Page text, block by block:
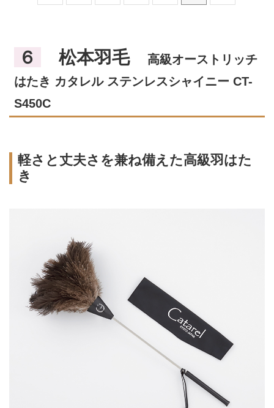
６ 松本羽毛
高級オーストリッチ
はたき カタレル ステンレスシャイニー CT-
S450C
軽さと丈夫さを兼ね備えた高級羽はた
き